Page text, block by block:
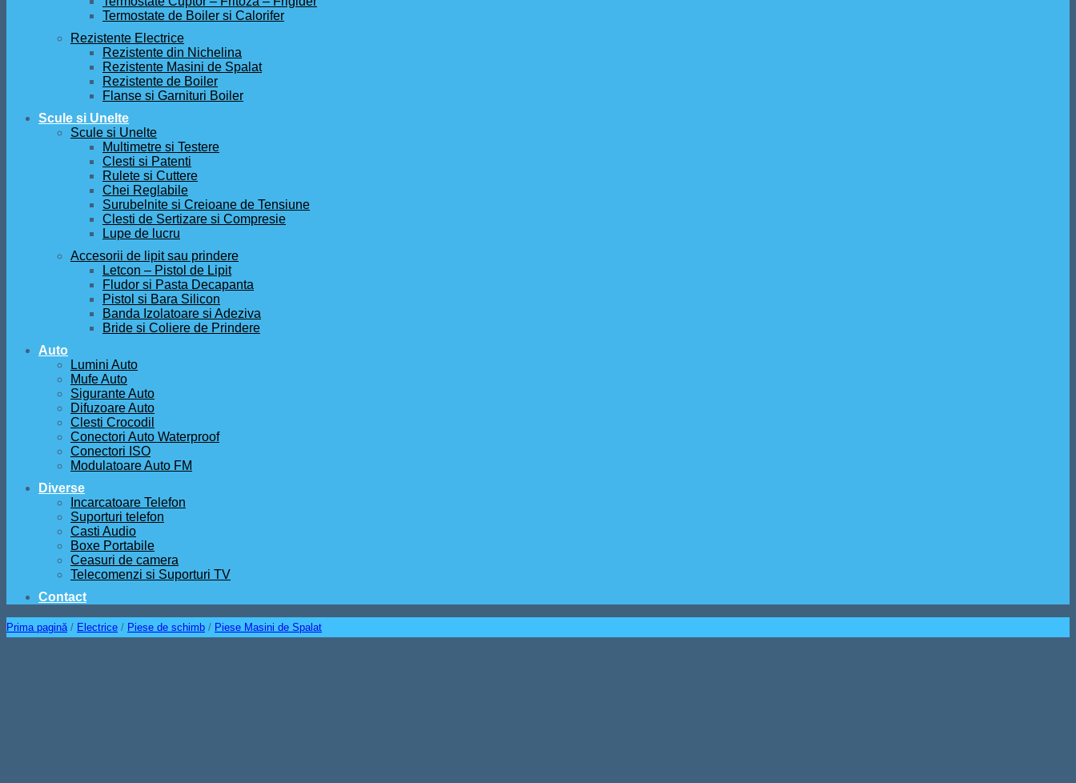
Termostate de Boiler si Calorifer
Rezistente Electrice
Rezistente din Nichelina
Rezistente Masini de Spalat
Rezistente de Boiler
Flanse si Garnituri Boiler
Scule si Unelte
Scule si Unelte
Multimetre si Testere
Clesti si Patenti
Rulete si Cuttere
Chei Reglabile
Surubelnite si Creioane de Tensiune
Clesti de Sertizare si Compresie
Lupe de lucru
Accesorii de lipit sau prindere
Letcon – Pistol de Lipit
Fludor si Pasta Decapanta
Pistol si Bara Silicon
Banda Izolatoare si Adeziva
Bride si Coliere de Prindere
Auto
Lumini Auto
Mufe Auto
Sigurante Auto
Difuzoare Auto
Clesti Crocodil
Conectori Auto Waterproof
Conectori ISO
Modulatoare Auto FM
Diverse
Incarcatoare Telefon
Suporturi telefon
Casti Audio
Boxe Portabile
Ceasuri de camera
Telecomenzi si Suporturi TV
Contact
Prima pagină / Electrice / Piese de schimb / Piese Masini de Spalat